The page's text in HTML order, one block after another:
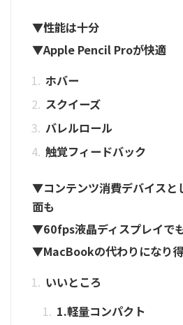
▼性能は十分
▼Apple Pencil Proが快適
ホバー
スクイーズ
バレルロール
触覚フィードバック
▼コンテンツ消費デバイスと
面も
▼60fps液晶ディスプレイで
▼MacBookの代わりになり
いいところ
1.軽量コンパクト